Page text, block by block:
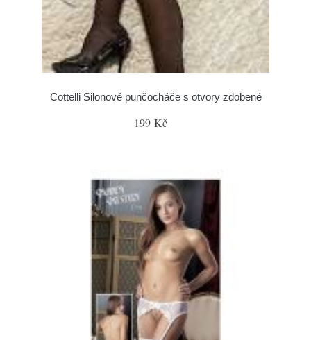
Cottelli Silonové punčocháče s otvory zdobené
199 Kč